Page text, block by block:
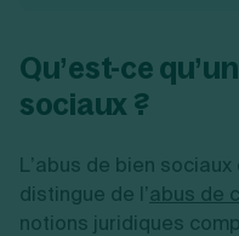
Qu’est-ce
sociaux ?
L’abus de bien sociaux
distingue de l’abus de
notions juridiques